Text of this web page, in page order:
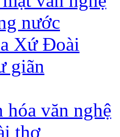
nước
Xứ Đoài
giãn
hóa văn nghệ
thơ